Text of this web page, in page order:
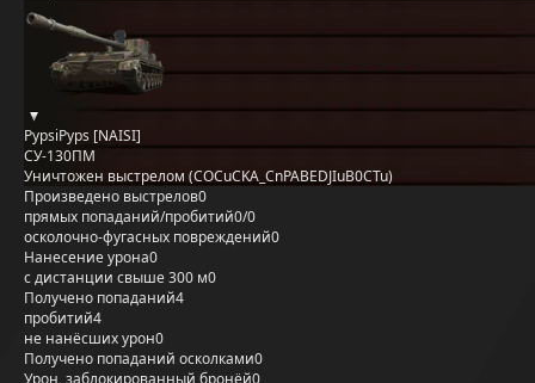
PypsiPyps [NAISI]
СУ-130ПМ
Уничтожен выстрелом (COCuCKA_CnPABEDJIuB0CTu)
Произведено выстрелов0
прямых попаданий/пробитий0/0
осколочно-фугасных повреждений0
Нанесение урона0
с дистанции свыше 300 м0
Получено попаданий4
пробитий4
не нанёсших урон0
Получено попаданий осколками0
Урон, заблокированный бронёй0